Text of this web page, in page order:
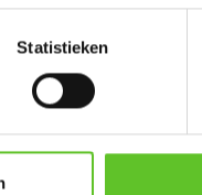
Statistieken